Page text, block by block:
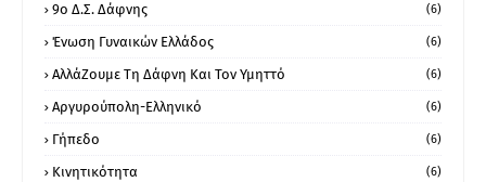
9ο Δ.Σ. Δάφνης (6)
Ένωση Γυναικών Ελλάδος (6)
ΑλλάΖουμε Τη Δάφνη Και Τον Υμηττό (6)
Αργυρούπολη-Ελληνικό (6)
Γήπεδο (6)
Κινητικότητα (6)